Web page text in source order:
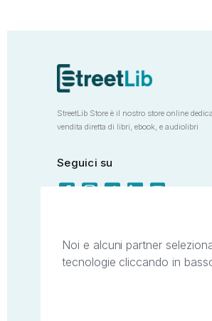
StreetLib Store è il nostro store online
vendita diretta di libri, ebook, e audiolibri
Seguici su
Il presente
Noi e alcuni partner
tecnologie cliccando in